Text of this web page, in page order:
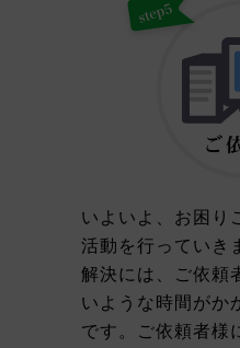
いよいよ、お困り
活動を行っていき
解決には、ご依頼
いような時間がか
です。ご依頼者様